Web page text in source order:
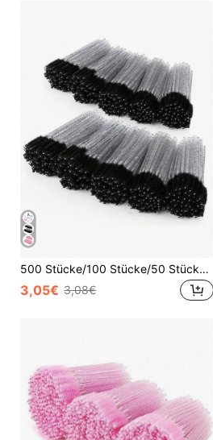
500 Stücke/100 Stücke/50 Stücke/10 Stücke schwarze Wimpern-Mascara-Bürstenköpfe, geeignet für Augenbrauen-Mascara-Verlängerung, schwarz, Augenbrauenbürste, Lidschattenbürste, Spiralbürste, Spiralbürste
3,05€ 3,08€